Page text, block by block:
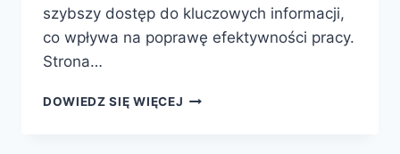
szybszy dostęp do kluczowych informacji,
co wpływa na poprawę efektywności pracy.
Strona…
DOWIEDZ SIĘ WIĘCEJ